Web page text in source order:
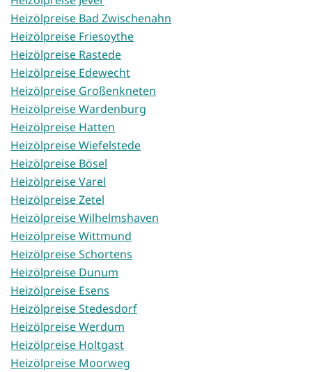
Heizölpreise Bad Zwischenahn
Heizölpreise Friesoythe
Heizölpreise Rastede
Heizölpreise Edewecht
Heizölpreise Großenkneten
Heizölpreise Wardenburg
Heizölpreise Hatten
Heizölpreise Wiefelstede
Heizölpreise Bösel
Heizölpreise Varel
Heizölpreise Zetel
Heizölpreise Wilhelmshaven
Heizölpreise Wittmund
Heizölpreise Schortens
Heizölpreise Dunum
Heizölpreise Esens
Heizölpreise Stedesdorf
Heizölpreise Werdum
Heizölpreise Holtgast
Heizölpreise Moorweg